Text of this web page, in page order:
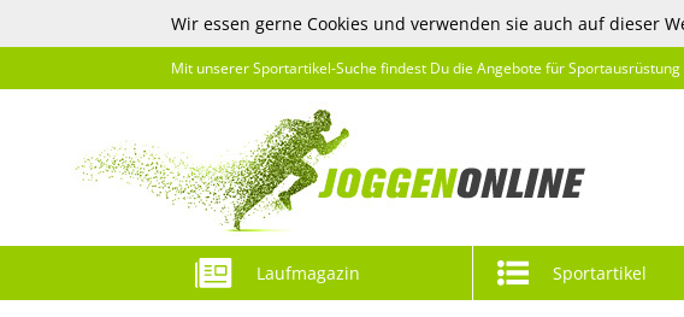
Wir essen gerne Cookies und verwenden sie auch auf dieser
Mit unserer Sportartikel-Suche findest Du die Angebote für
Laufmagazin Sportartikel